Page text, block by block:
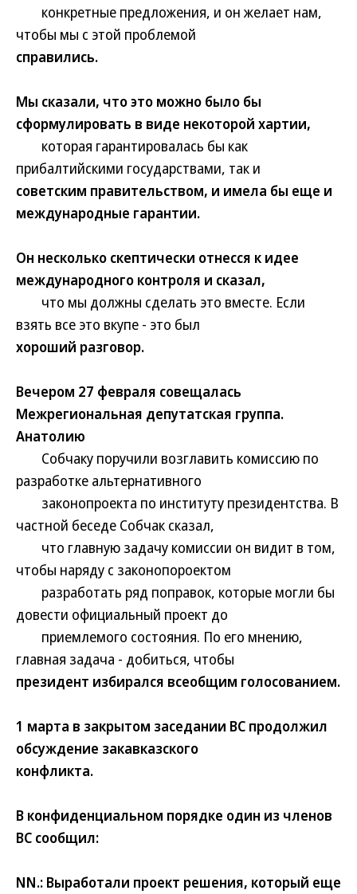
конкретные предложения, и он желает нам,
чтобы мы с этой проблемой
справились.
Мы сказали, что это можно было бы
сформулировать в виде некоторой хартии,
которая гарантировалась бы как
прибалтийскими государствами, так и
советским правительством, и имела бы еще и
международные гарантии.
Он несколько скептически отнесся к идее
международного контроля и сказал,
что мы должны сделать это вместе. Если
взять все это вкупе - это был
хороший разговор.
Вечером 27 февраля совещалась
Межрегиональная депутатская группа.
Анатолию
Собчаку поручили возглавить комиссию по
разработке альтернативного
законопроекта по институту президентства. В
частной беседе Собчак сказал,
что главную задачу комиссии он видит в том,
чтобы наряду с законопороектом
разработать ряд поправок, которые могли бы
довести официальный проект до
приемлемого состояния. По его мнению,
главная задача - добиться, чтобы
президент избирался всеобщим голосованием.
1 марта в закрытом заседании ВС продолжил
обсуждение закавказского
конфликта.
В конфиденциальном порядке один из членов
ВС сообщил:
NN.: Выработали проект решения, который еще